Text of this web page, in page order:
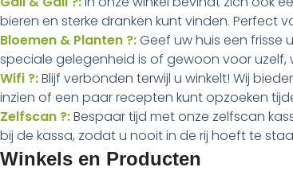
bieren en sterke dranken kunt vinden. Perfect
Bloemen & Planten ?:Geef uw huis een frisse
speciale gelegenheid is of gewoon voor
Wifi ?:Blijf verbonden terwijl u winkelt! Wij
inzien of een paar recepten kunt opzoeken
Zelfscan ?:Bespaar tijd met onze zelfscan
bij de kassa, zodat u nooit in de rij hoeft te
Winkels en Producten